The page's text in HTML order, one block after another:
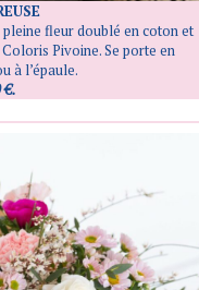
fleur doublé en coton et
Pivoine. Se porte en
à l’épaule.
€.